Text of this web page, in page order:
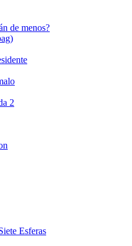
de menos?
2
Esferas